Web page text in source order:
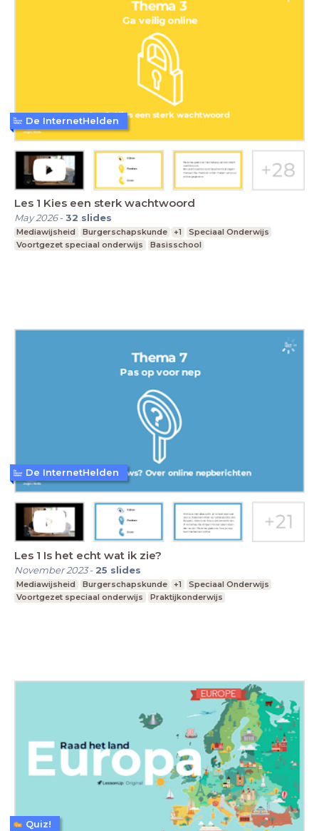
Les 1 Kies een sterk wachtwoord
May 2026-32 slides
Mediawijsheid Burgerschapskunde +1
Speciaal Onderwijs
Voortgezet speciaal onderwijs
Basisschool
De InternetHelden
Les 1 Is het echt wat ik zie?
November 2023- 25 slides
Mediawijsheid Burgerschapskunde +1
Speciaal Onderwijs
Voortgezet speciaal onderwijs
Praktijkonderwijs
De InternetHelden
Quiz!